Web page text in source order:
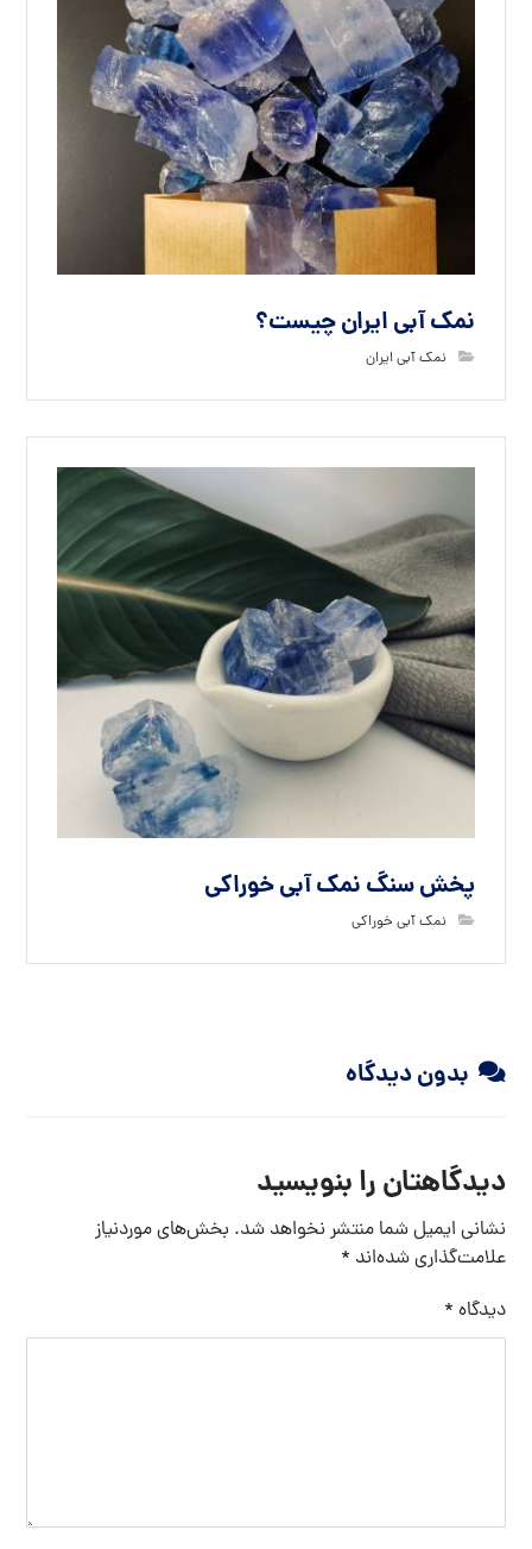
نمک آبی ایران چیست؟
نمک آبی ایران
پخش سنگ نمک آبی خوراکی
نمک آبی خوراکی
بدون دیدگاه
دیدگاهتان را بنویسید
نشانی ایمیل شما منتشر نخواهد شد. بخش‌های موردنیاز
علامت‌گذاری شده‌اند *
دیدگاه *